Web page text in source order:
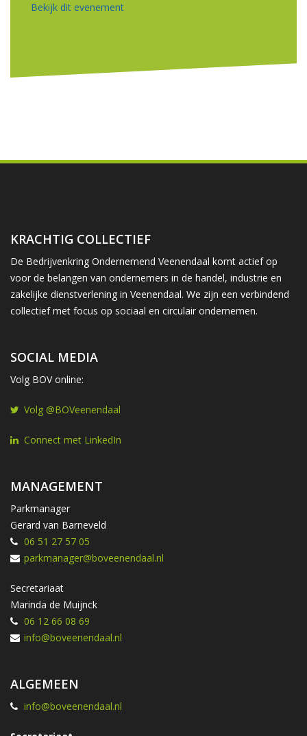
Bekijk dit evenement
KRACHTIG COLLECTIEF
De Bedrijvenkring Ondernemend Veenendaal komt actief op
voor de belangen van ondernemers in de handel, industrie en
zakelijke dienstverlening in Veenendaal. We zijn een verbindend
collectief met focus op sociaal en circulair ondernemen.
SOCIAL MEDIA
Volg BOV online:
Volg @BOVeenendaal
Connect met LinkedIn
MANAGEMENT
Parkmanager
Gerard van Barneveld
06 51 27 57 05
parkmanager@boveenendaal.nl
Secretariaat
Marinda de Muijnck
06 12 66 08 69
info@boveenendaal.nl
ALGEMEEN
info@boveenendaal.nl